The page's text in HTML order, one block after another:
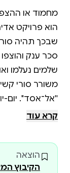
מחמוד או
הוא פרויקט
שבכך תהיה
סכר ענק
שלמים נעלמו
משורר סורי
''אל־אסד''. יום-
במימיו, כמו
ונזכר
שנות המאסר
קרא עוד
הוצאה
הקיבוץ